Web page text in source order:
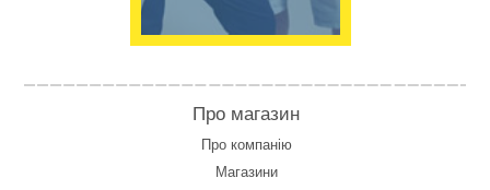
Про магазин
Про компанію
Магазини